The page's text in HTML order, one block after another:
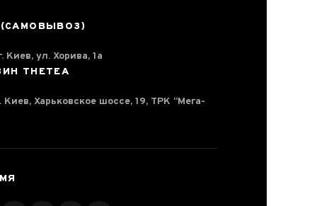
Киев, ул. Хорива, 1а
THETEA
Киев, Харьковское шоссе, 19, ТРК “Мега-